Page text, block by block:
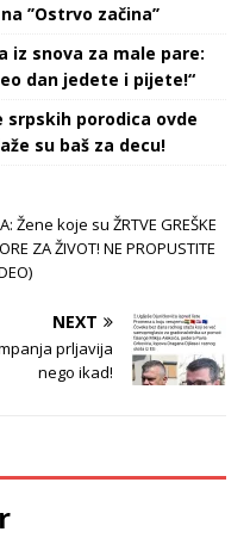
’’Ostrvo začina’’
iz snova za male pare:
dan jedete i pijete!“
srpskih porodica ovde
su baš za decu!
Žene koje su ŽRTVE GREŠKE
ZA ŽIVOT! NE PROPUSTITE
NEXT
prljavija
nego ikad!